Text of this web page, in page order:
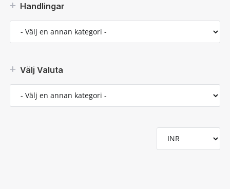
Handlingar
Välj Valuta